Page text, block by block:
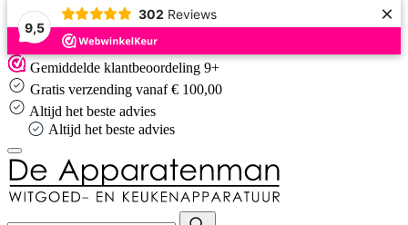
9,5
302 Reviews ×
Skip
to
content
Gemiddelde klantbeoordeling 9+
Gratis verzending vanaf € 100,00
Altijd het beste advies
Altijd het beste advies